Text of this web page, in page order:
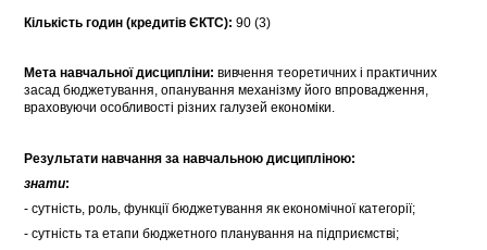
Кількість годин (кредитів ЄКТС): 90 (3)
Мета навчальної дисципліни:вивчення теоретичних і практичних
засад бюджетування, опанування механізму його впровадження,
враховуючи особливості різних галузей економіки.
Результати навчання за навчальною дисципліною:
знати:
- сутність, роль, функції бюджетування як економічної категорії;
- сутність та етапи бюджетного планування на підприємстві;